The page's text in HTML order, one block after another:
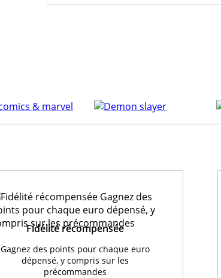
Fidélité récompensée
Gagnez des points pour chaque euro
dépensé, y compris sur les
précommandes